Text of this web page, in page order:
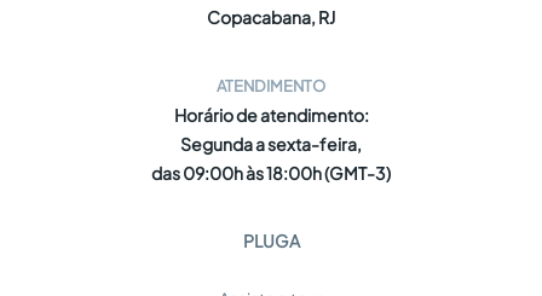
Copacabana, RJ
ATENDIMENTO
Horário de atendimento:
Segunda a sexta-feira,
das 09:00h às 18:00h (GMT-3)
PLUGA